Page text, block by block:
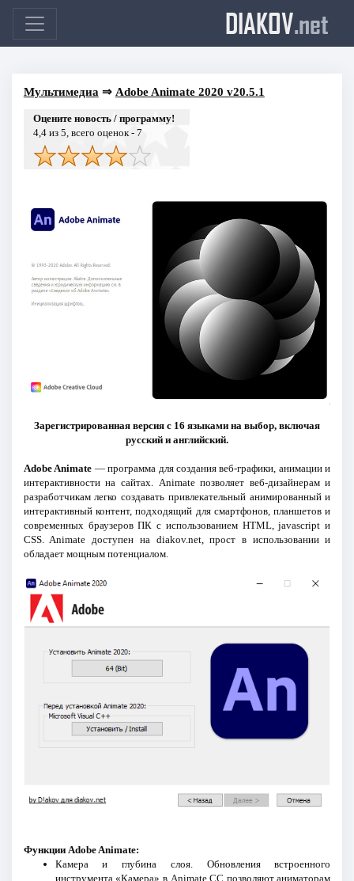
DIAKOV.net
Мультимедиа ⇒ Adobe Animate 2020 v20.5.1
Оцените новость / программу!
4,4из 5, всего оценок - 7
Зарегистрированная версия с 16 языками на выбор, включая
русский и английский.
Adobe Animate — программа для создания веб-графики, анимации и
интерактивности на сайтах. Animate позволяет веб-дизайнерам и
разработчикам легко создавать привлекательный анимированный и
интерактивный контент, подходящий для смартфонов, планшетов и
современных браузеров ПК с использованием HTML, jаvascript и
CSS. Animate доступен на diakov.net, прост в использовании и
обладает мощным потенциалом.
Функции Adobe Animate:
Камера и глубина слоя. Обновления встроенного
инструмента «Камера» в Animate CC позволяют аниматорам